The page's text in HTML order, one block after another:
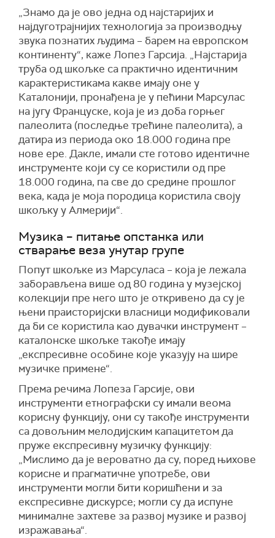
„Знамо да је ово једна од најстаријих и
најдуготрајнијих технологија за производњу
звука познатих људима – барем на европском
континенту“, каже Лопез Гарсија. „Најстарија
труба од шкољке са практично идентичним
карактеристикама какве имају оне у
Каталонији, пронађена је у пећини Марсулас
на југу Француске, која је из доба горњег
палеолита (последње трећине палеолита), а
датира из периода око 18.000 година пре
нове ере. Дакле, имали сте готово идентичне
инструменте који су се користили од пре
18.000 година, па све до средине прошлог
века, када је моја породица користила своју
шкољку у Алмерији“.
Музика – питање опстанка или
стварање веза унутар групе
Попут шкољке из Марсуласа – која је лежала
заборављена више од 80 година у музејској
колекцији пре него што је откривено да су је
њени праисторијски власници модификовали
да би се користила као дувачки инструмент –
каталонске шкољке такође имају
„експресивне особине које указују на шире
музичке примене“.
Према речима Лопеза Гарсије, ови
инструменти етнографски су имали веома
корисну функцију, они су такође инструменти
са довољним мелодијским капацитетом да
пруже експресивну музичку функцију:
„Мислимо да је вероватно да су, поред њихове
корисне и прагматичне употребе, ови
инструменти могли бити коришћени и за
експресивне дискурсе; могли су да испуне
минималне захтеве за развој музике и развој
изражавања“.